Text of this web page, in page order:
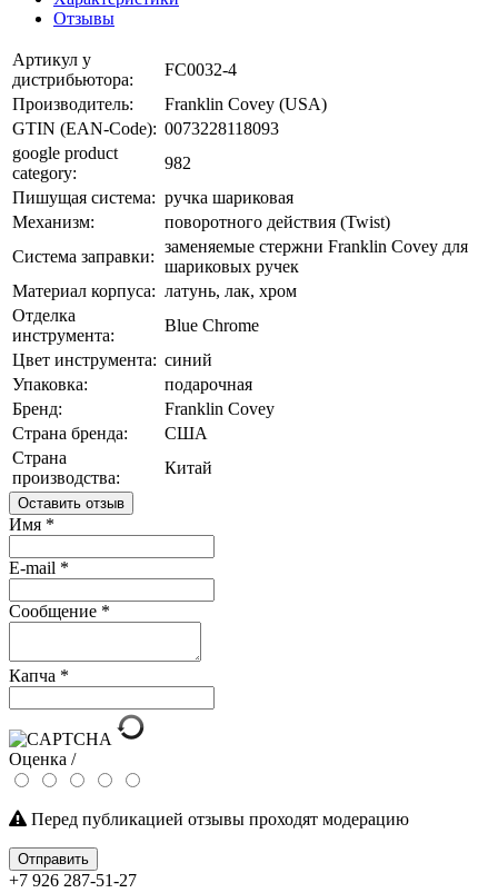
Отзывы
Артикул у
дистрибьютора:
FC0032-4
Производитель:
Franklin Covey (USA)
GTIN (EAN-Code): 0073228118093
google product
category:
982
Пишущая система: ручка шариковая
Механизм:
поворотного действия (Twist)
Система заправки:
заменяемые стержни Franklin Covey для
шариковых ручек
Материал корпуса: латунь, лак, хром
Отделка
инструмента:
Blue Chrome
Цвет инструмента: синий
Упаковка:
подарочная
Бренд:
Franklin Covey
Страна бренда:
США
Страна
производства:
Китай
Оставить отзыв
Имя *
E-mail *
Сообщение *
Капча *
Оценка /
Перед публикацией отзывы проходят модерацию
Отправить
+7 926 287-51-27